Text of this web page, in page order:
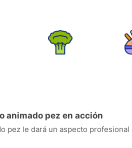
animado pez en acción
pez le dará un aspecto